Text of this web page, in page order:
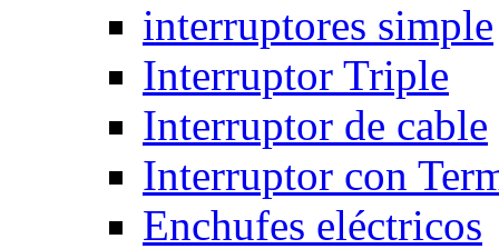
interruptores simple
Interruptor Triple
Interruptor de cable
Interruptor con
Enchufes eléctricos